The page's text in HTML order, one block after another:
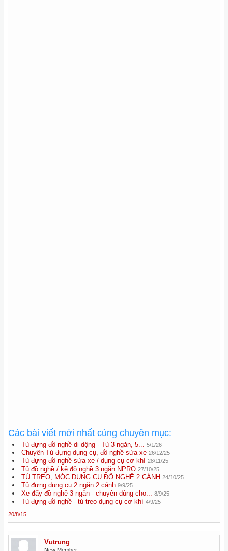
Các bài viết mới nhất cùng chuyên mục:
Tủ đựng đồ nghề di dộng - Tủ 3 ngăn, 5... 5/1/26
Chuyên Tủ đựng dụng cụ, đồ nghề sửa xe 26/12/25
Tủ đựng đồ nghề sửa xe / dụng cụ cơ khí 28/11/25
Tủ đồ nghề / kệ đồ nghề 3 ngăn NPRO 27/10/25
TỦ TREO, MÓC DỤNG CỤ ĐỒ NGHỀ 2 CÁNH 24/10/25
Tủ đựng dụng cụ 2 ngăn 2 cánh 9/9/25
Xe đẩy đồ nghề 3 ngăn - chuyên dùng cho... 8/9/25
Tủ đựng đồ nghề - tủ treo dụng cụ cơ khí 4/9/25
20/8/15
Vutrung